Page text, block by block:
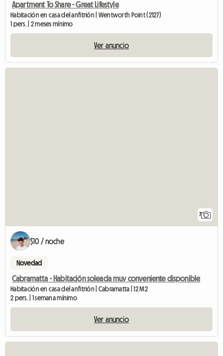
Apartment To Share - Great Lifestyle
Habitación en casa del anfitrión | Wentworth Point (2127)
1 pers. | 2 meses mínimo
Ver anuncio
7
$10 / noche
Novedad
Cabramatta - Habitación soleada muy conveniente disponible
Habitación en casa del anfitrión | Cabramatta | 12 M2
2 pers. | 1 semana mínimo
Ver anuncio